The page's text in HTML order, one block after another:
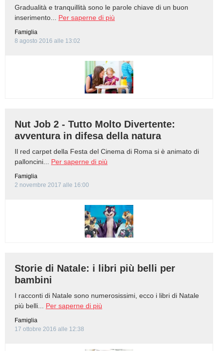
GASTRONOMIA
CAPELLI
GUIDE
FORUM
Gradualità e tranquillità sono le parole chiave di un buon
inserimento... Per saperne di più
Famiglia
8 agosto 2016 alle 13:02
Nut Job 2 - Tutto Molto Divertente:
avventura in difesa della natura
Il red carpet della Festa del Cinema di Roma si è animato di
palloncini... Per saperne di più
Famiglia
2 novembre 2017 alle 16:00
Storie di Natale: i libri più belli per
bambini
I racconti di Natale sono numerosissimi, ecco i libri di Natale
più belli... Per saperne di più
Famiglia
17 ottobre 2016 alle 12:38